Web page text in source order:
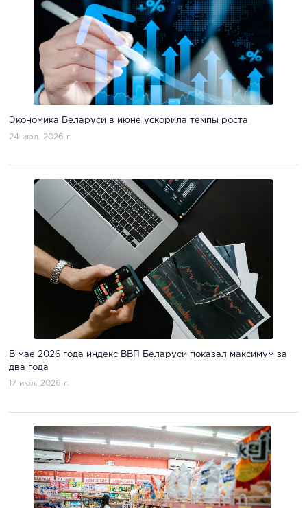
Экономика Беларуси в июне ускорила темпы роста
24 июл. 2026 г.
В мае 2026 года индекс ВВП Беларуси показал максимум за
два года
17 июл. 2026 г.